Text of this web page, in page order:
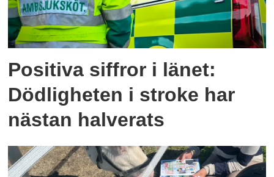
Positiva siffror i länet:
Dödligheten i stroke har
nästan halverats